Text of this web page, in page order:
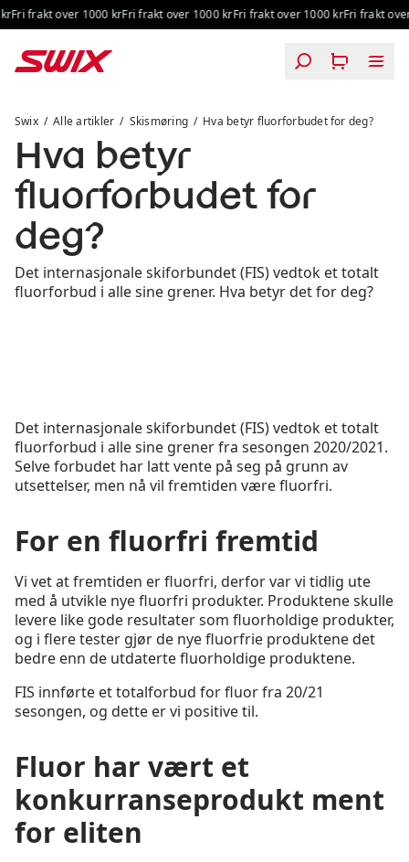
Hopp til innhold
Fri frakt over 1000 kr Fri frakt over 1000 kr Fri frakt over 1000 kr Fri frakt over
Swix Alle artikler Skismøring Hva betyr fluorforbudet for deg?
Hva betyr
fluorforbudet for
deg?
Det internasjonale skiforbundet (FIS) vedtok et totalt
fluorforbud i alle sine grener. Hva betyr det for deg?
Det internasjonale skiforbundet (FIS) vedtok et totalt
fluorforbud i alle sine grener fra sesongen 2020/2021.
Selve forbudet har latt vente på seg på grunn av
utsettelser, men nå vil fremtiden være fluorfri.
For en fluorfri fremtid
Vi vet at fremtiden er fluorfri, derfor var vi tidlig ute
med å utvikle nye fluorfri produkter. Produktene skulle
levere like gode resultater som fluorholdige produkter,
og i flere tester gjør de nye fluorfrie produktene det
bedre enn de utdaterte fluorholdige produktene.
FIS innførte et totalforbud for fluor fra 20/21
sesongen, og dette er vi positive til.
Fluor har vært et
konkurranseprodukt ment
for eliten